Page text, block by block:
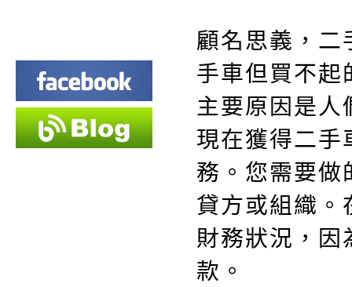
顧名思義，
手車但買不
主要原因是
現在獲得二
務。您需要
貸方或組織
財務狀況，
款。